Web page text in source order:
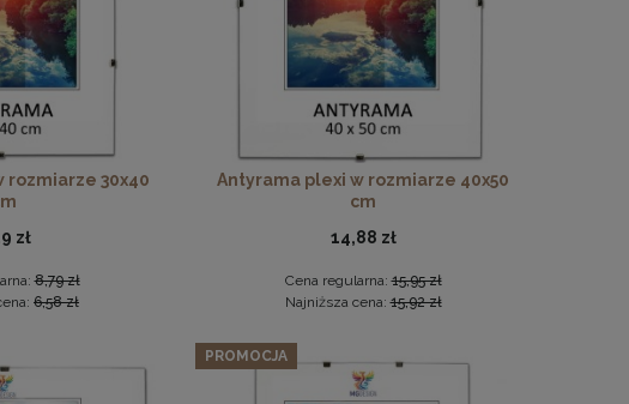
rozmiarze 30x40
zł
8,79 zł
6,58 zł
Antyrama plexi w rozmiarze 40x50
cm
14,88 zł
Cena regularna:15,95 zł
Najniższa cena:15,92 zł
PROMOCJA